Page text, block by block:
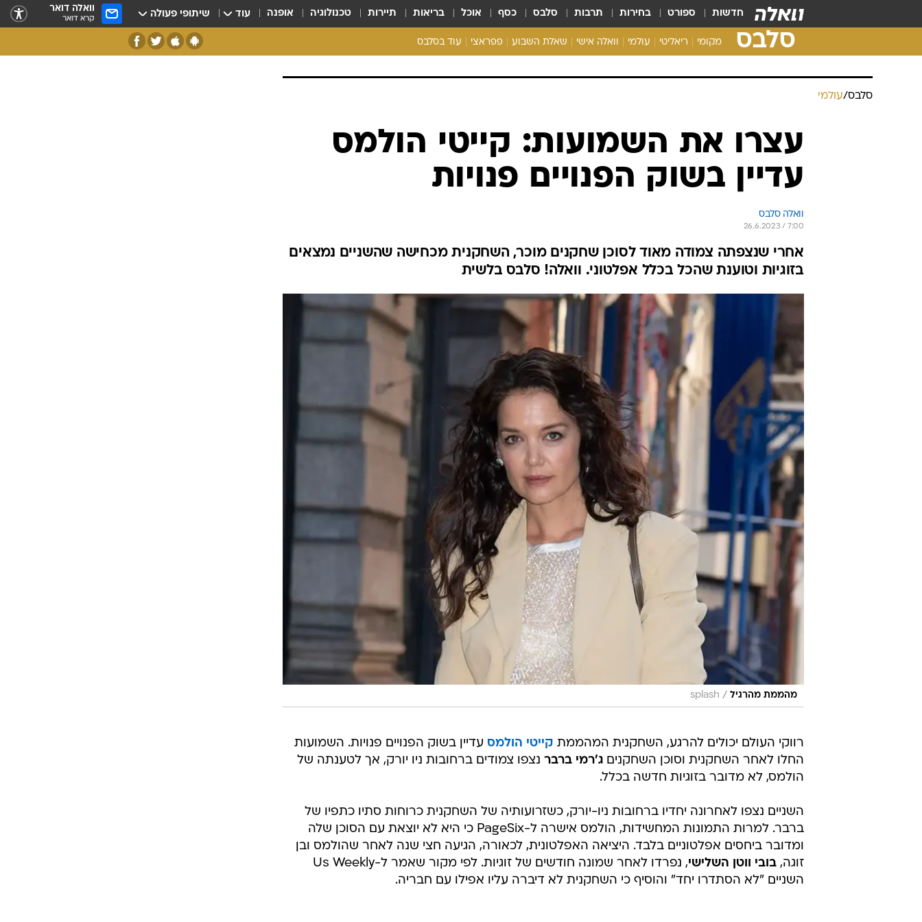
חדשות ספורט בחירות תרבות סלבס כסף אוכל בריאות תיירות טכנולוגיה אופנה עוד שיתופי פעולה וואלה דואר
קרא דואר
סלבס מקומי ריאליטי עולמי וואלה אישי שאלת השבוע פפראצי עוד בסלבס
רכלו לנו
סלבס/עולמי
עצרו את השמועות: קייטי הולמס
עדיין בשוק הפנויים פנויות
וואלה סלבס
26.6.2023 / 7:00
אחרי שנצפתה צמודה מאוד לסוכן שחקנים מוכר, השחקנית מכחישה שהשניים נמצאים
בזוגיות וטוענת שהכל בכלל אפלטוני. וואלה! סלבס בלשית
מהממת מהרגיל /
splash
רווקי העולם יכולים להרגע, השחקנית המהממת קייטי הולמס עדיין בשוק הפנויים פנויות. השמועות
החלו לאחר השחקנית וסוכן השחקנים ג'רמי ברבר נצפו צמודים ברחובות ניו יורק, אך לטענתה של
הולמס, לא מדובר בזוגיות חדשה בכלל.
השניים נצפו לאחרונה יחדיו ברחובות ניו-יורק, כשזרועותיה של השחקנית כרוחות סתיו כתפיו של
ברבר. למרות התמונות המחשידות, הולמס אישרה ל-PageSix כי היא לא יוצאת עם הסוכן שלה
ומדובר ביחסים אפלטוניים בלבד. היציאה האפלטונית, לכאורה, הגיעה חצי שנה לאחר שהולמס ובן
זוגה, בובי ווטן השלישי
, נפרדו לאחר שמונה חודשים של זוגיות. לפי מקור שאמר ל-Us Weekly
השניים "לא הסתדרו יחד" והוסיף כי השחקנית לא דיברה עליו אפילו עם חבריה.